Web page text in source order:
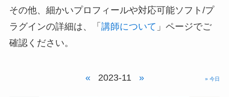
その他、細かいプロフィールや対応可能ソフト/プ
ラグインの詳細は、「 講師について 」ページでご
確認ください。
« 2023-11 » » 今日